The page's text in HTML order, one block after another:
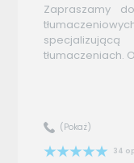
Zapraszamy
tłumaczeniach.
(Pokaż)
34